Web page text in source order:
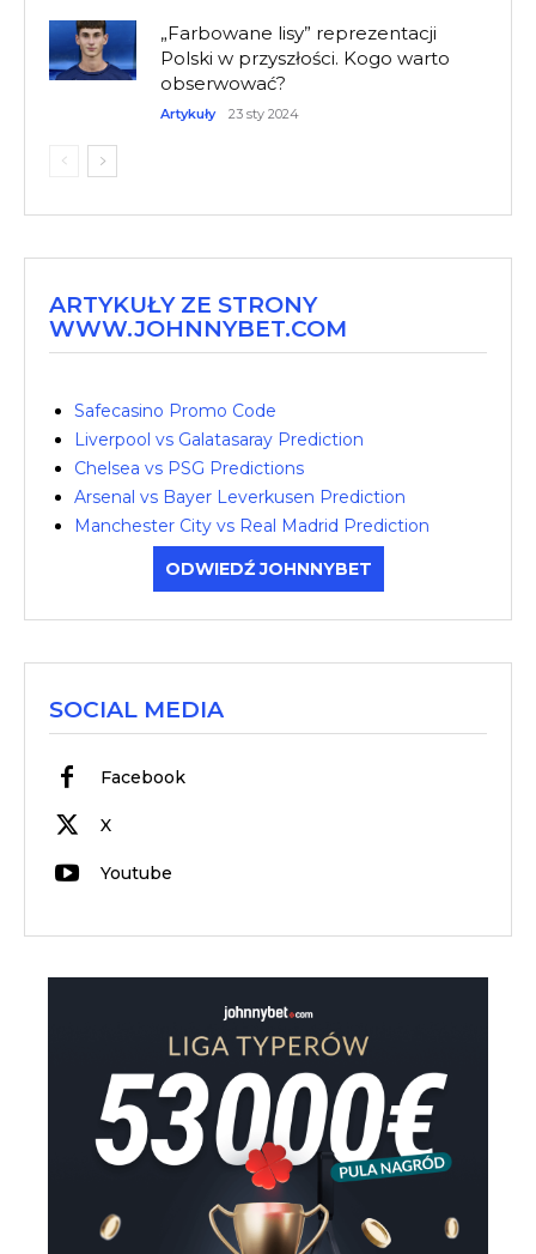
„Farbowane lisy” reprezentacji
Polski w przyszłości. Kogo warto
obserwować?
Artykuły 23 sty 2024
ARTYKUŁY ZE STRONY
WWW.JOHNNYBET.COM
Safecasino Promo Code
Liverpool vs Galatasaray Prediction
Chelsea vs PSG Predictions
Arsenal vs Bayer Leverkusen Prediction
Manchester City vs Real Madrid Prediction
ODWIEDŹ JOHNNYBET
SOCIAL MEDIA
Facebook
X
Youtube